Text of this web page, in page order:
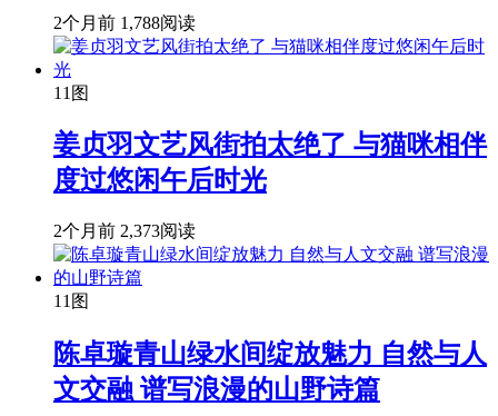
2个月前 1,788阅读
11图
姜贞羽文艺风街拍太绝了 与猫咪相伴
度过悠闲午后时光
2个月前 2,373阅读
11图
陈卓璇青山绿水间绽放魅力 自然与人
文交融 谱写浪漫的山野诗篇